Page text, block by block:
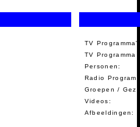
TV
TV Programma
Personen:
Radio
Groepen /
Videos:
Afbeeldingen: